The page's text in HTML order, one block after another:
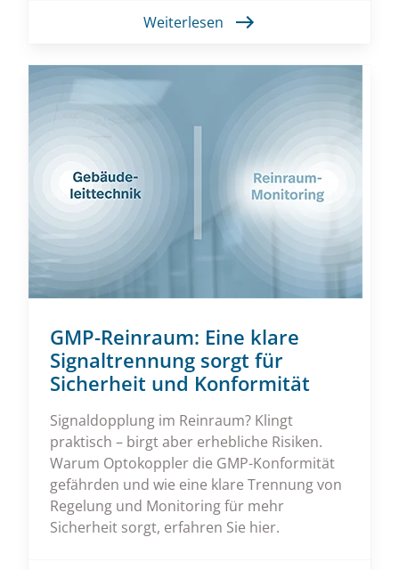
Weiterlesen
GMP-Reinraum: Eine klare
Signaltrennung sorgt für
Sicherheit und Konformität
Signaldopplung im Reinraum? Klingt
praktisch – birgt aber erhebliche Risiken.
Warum Optokoppler die GMP-Konformität
gefährden und wie eine klare Trennung von
Regelung und Monitoring für mehr
Sicherheit sorgt, erfahren Sie hier.